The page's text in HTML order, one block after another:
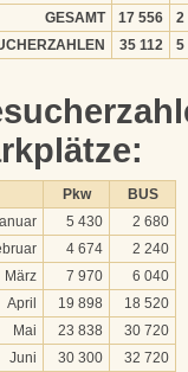
GESAMT
17 556
2
35 112 5
Pkw
BUS
5 430
2 680
4 674
2 240
März
7 970
6 040
April
19 898
18 520
Mai
23 838
30 720
Juni
30 300
32 720